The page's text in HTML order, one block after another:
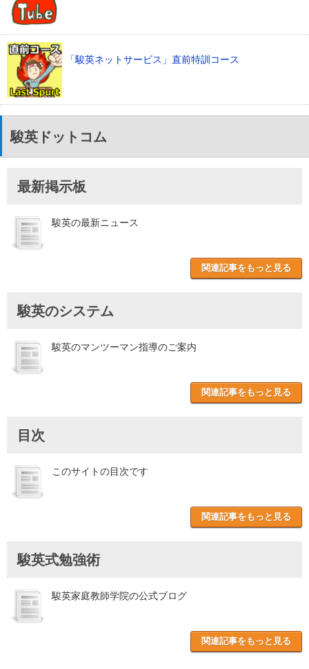
「駿英ネットサービス」直前特訓コース
駿英ドットコム
最新掲示板
駿英の最新ニュース
関連記事をもっと見る
駿英のシステム
駿英のマンツーマン指導のご案内
関連記事をもっと見る
目次
このサイトの目次です
関連記事をもっと見る
駿英式勉強術
駿英家庭教師学院の公式ブログ
関連記事をもっと見る